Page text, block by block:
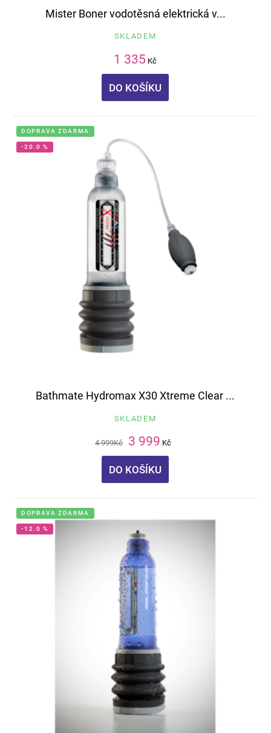
Mister Boner vodotěsná elektrická v...
SKLADEM
1 335 Kč
DO KOŠÍKU
DOPRAVA ZDARMA
-20.0 %
Bathmate Hydromax X30 Xtreme Clear ...
SKLADEM
4 999Kč 3 999 Kč
DO KOŠÍKU
DOPRAVA ZDARMA
-12.0 %